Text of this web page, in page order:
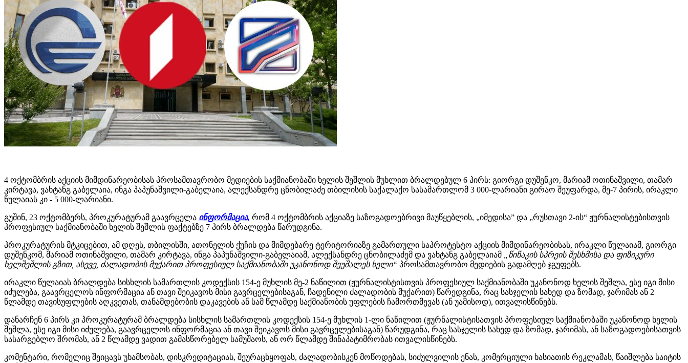
4 ოქტომბრის აქციის მიმდინარეობისას პროსამთავრობო მედიების საქმიანობაში ხელის შეშლის მუხლით ბრალდებულ 6 პირს: გიორგი დუშენკო, მარიამ ოთინაშვილი, თამარ
კირტავა, ვახტანგ გაბელაია, ინგა პაპუნაშვილი-გაბელაია, ალექსანდრე ცნობილაძე თბილისის საქალაქო სასამართლომ 3 000-ლარიანი გირაო შეუფარდა, მე-7 პირის, ირაკლი
წულაიას კი - 5 000-ლარიანი.
გუშინ, 23 ოქტომბერს, პროკურატურამ გაავრცელა ინფორმაცია, რომ 4 ოქტომბრის აქციაზე საზოგადოებრივი მაუწყებლის, „იმედისა” და „რუსთავი 2-ის“ ჟურნალისტებისთვის
პროფესიულ საქმიანობაში ხელის შეშლის ფაქტებზე 7 პირს ბრალდება წარუდგინა.
პროკურატურის მტკიცებით, ამ დღეს, თბილისში, ათონელის ქუჩის და მიმდებარე ტერიტორიაზე გამართული საპროტესტო აქციის მიმდინარეობისას, ირაკლი წულაიამ, გიორგი
დუშენკომ, მარიამ ოთინაშვილი, თამარ კირტავა, ინგა პაპუნაშვილი-გაბელაიამ, ალექსანდრე ცნობილაძემ და ვახტანგ გაბელაიამ
„წიწაკის სპრეის შესხმისა და ფიზიკური
ხელშეშლის გზით, ასევე, ძალადობის მუქარით პროფესიულ საქმიანობაში უკანონოდ შეუშალეს ხელი“ პროსამთავრობო მედიების გადამღებ ჯგუფებს.
ირაკლი წულაიას ბრალდება სისხლის სამართლის კოდექსის 154-ე მუხლის მე-2 ნაწილით (ჟურნალისტისთვის პროფესიულ საქმიანობაში უკანონოდ ხელის შეშლა, ესე იგი მისი
იძულება, გაავრცელოს ინფორმაცია ან თავი შეიკავოს მისი გავრცელებისაგან, ჩადენილი ძალადობის მუქარით) წარედგინა, რაც სასჯელის სახედ და ზომად, ჯარიმას ან 2
წლამდე თავისუფლების აღკვეთას, თანამდებობის დაკავების ან სამ წლამდე საქმიანობის უფლების ჩამორთმევას (ან უამისოდ), ითვალისწინებს.
დანარჩენ 6 პირს კი პროკურატურამ ბრალდება სისხლის სამართლის კოდექსის 154-ე მუხლის 1-ლი ნაწილით (ჟურნალისტისათვის პროფესიულ საქმიანობაში უკანონოდ ხელის
შეშლა, ესე იგი მისი იძულება, გაავრცელოს ინფორმაცია ან თავი შეიკავოს მისი გავრცელებისაგან) წარუდგინა, რაც სასჯელის სახედ და ზომად, ჯარიმას, ან საზოგადოებისათვის
სასარგებლო შრომას, ან 2 წლამდე ვადით გამასწორებელ სამუშაოს, ან ორ წლამდე შინაპატიმრობას ითვალისწინებს.
კომენტარი, რომელიც შეიცავს უხამსობას, დისკრედიტაციას, შეურაცხყოფას, ძალადობისკენ მოწოდებას, სიძულვილის ენას, კომერციული ხასიათის რეკლამას, წაიშლება საიტის